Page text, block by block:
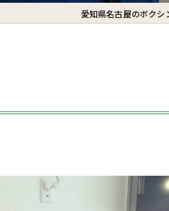
愛知県名古屋のボク